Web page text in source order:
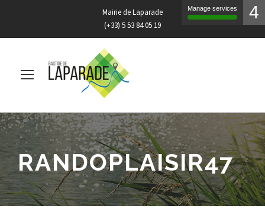
Mairie de Laparade
(+33) 5 53 84 05 19
RANDOPLAISIR47
Manage services 4